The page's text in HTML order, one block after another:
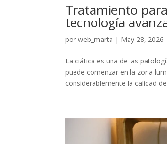
Tratamiento
tecnología
porweb_marta | May 28, 2026
La ciática es una de las
puede comenzar en la zona
considerablemente la calidad de